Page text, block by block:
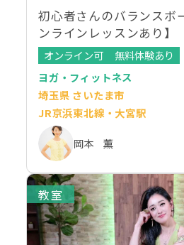
初心者さんのバランスボ
ンラインレッスンあり】
オンライン可
無料体験あり
ヨガ・フィットネス
埼玉県 さいたま市
JR京浜東北線・大宮駅
岡本 薫
教室